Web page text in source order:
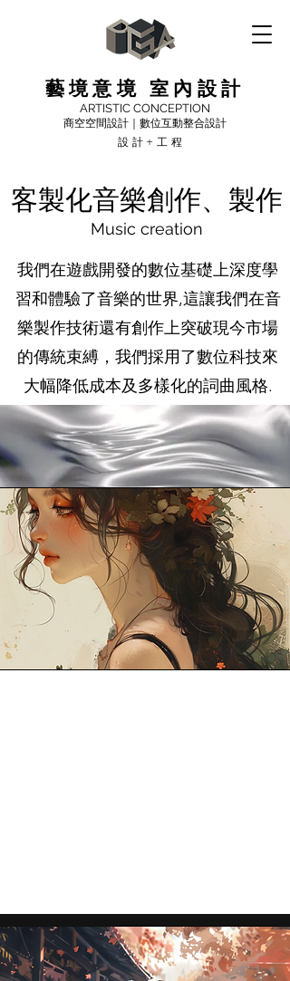
藝境意境 室內設計
ARTISTIC CONCEPTION
商空空間設計｜數位互動整合設計
設計+工程
客製化音樂創作、製作
Music creation
我們在遊戲開發的數位基礎上深度學
習和體驗了音樂的世界,這讓我們在音
樂製作技術還有創作上突破現今市場
的傳統束縛，我們採用了數位科技來
大幅降低成本及多樣化的詞曲風格.